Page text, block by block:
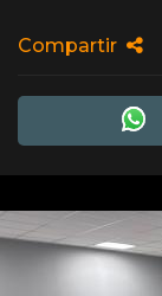
Compartir